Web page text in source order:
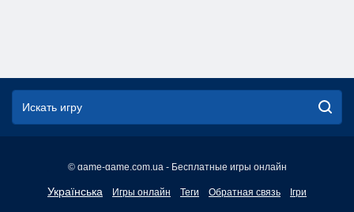
© game-game.com.ua - Бесплатные игры онлайн
Українська
English
Игры онлайн Теги Обратная связь Ігри